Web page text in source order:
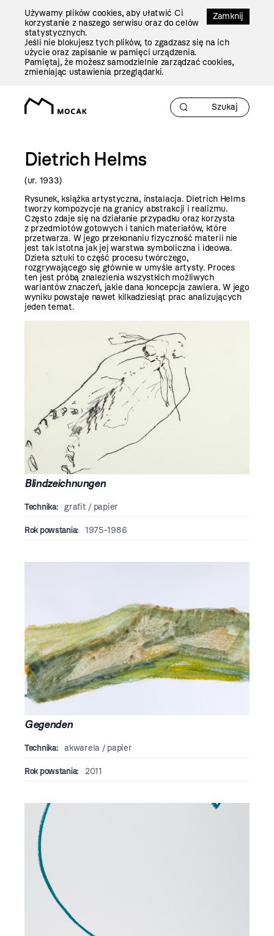
Zamknij
Używamy plików cookies, aby ułatwić Ci
korzystanie z naszego serwisu oraz do celów
statystycznych.
Jeśli nie blokujesz tych plików, to zgadzasz się na ich
użycie oraz zapisanie w pamięci urządzenia.
Pamiętaj, że możesz samodzielnie zarządzać cookies,
zmieniając ustawienia przeglądarki.
Dietrich Helms
(ur. 1933)
Rysunek, książka artystyczna, instalacja. Dietrich Helms
tworzy kompozycje na granicy abstrakcji i realizmu.
Często zdaje się na działanie przypadku oraz korzysta
z przedmiotów gotowych i tanich materiałów, które
przetwarza. W jego przekonaniu fizyczność materii nie
jest tak istotna jak jej warstwa symboliczna i ideowa.
Dzieła sztuki to część procesu twórczego,
rozgrywającego się głównie w umyśle artysty. Proces
ten jest próbą znalezienia wszystkich możliwych
wariantów znaczeń, jakie dana koncepcja zawiera. W jego
wyniku powstaje nawet kilkadziesiąt prac analizujących
jeden temat.
Blindzeichnungen
Technika: grafit / papier
Rok powstania: 1975-1986
Gegenden
Technika: akwarela / papier
Rok powstania: 2011